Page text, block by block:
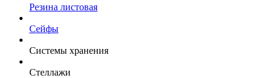
Резина листовая
Сейфы
Системы хранения
Стеллажи